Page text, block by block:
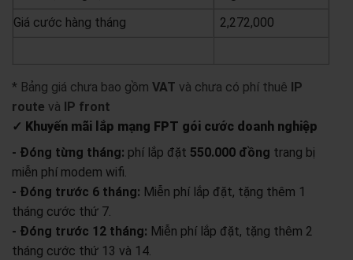
Giá cước hàng tháng
2,272,000
* Bảng giá chưa bao gồm VAT và chưa có phí thuê
IP
route và
IP front
✓ Khuyến mãi lắp mạng FPT gói cước doanh nghiệp
- Đóng từng tháng: phí lắp đặt 550.000 đồng trang bị
miễn phí modem wifi.
- Đóng trước 6 tháng: Miễn phí lắp đặt, tặng thêm 1
tháng cước thứ 7.
- Đóng trước 12 tháng: Miễn phí lắp đặt, tặng thêm 2
tháng cước thứ 13 và 14.